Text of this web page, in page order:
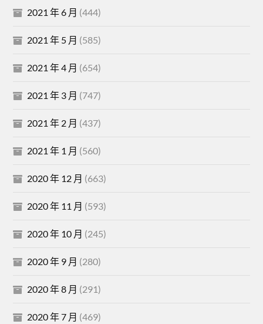
2021 年 6 月 (444)
2021 年 5 月 (585)
2021 年 4 月 (654)
2021 年 3 月 (747)
2021 年 2 月 (437)
2021 年 1 月 (560)
2020 年 12 月 (663)
2020 年 11 月 (593)
2020 年 10 月 (245)
2020 年 9 月 (280)
2020 年 8 月 (291)
2020 年 7 月 (469)